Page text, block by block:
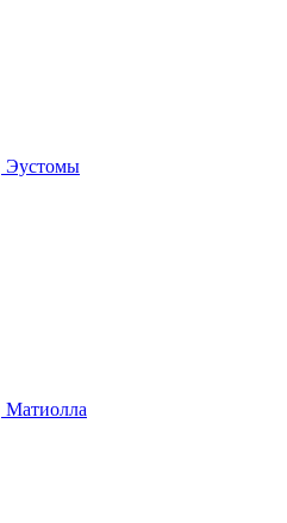
Эустомы
Матиолла